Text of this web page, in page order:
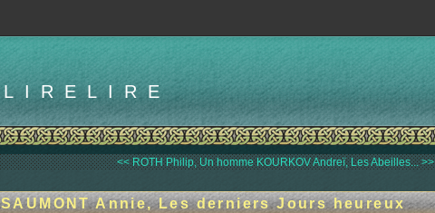
LIRELIRE
<< ROTH Philip, Un homme KOURKOV Andreï, Les Abeilles... >>
SAUMONT Annie, Les derniers Jours heureux